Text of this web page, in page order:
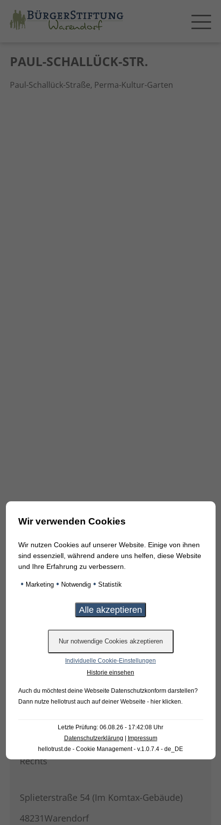
PAUL-SCHALLÜCK-STR.
Paul-Schallück-Straße, Perma-Kultur-Garten
KONTAKT
Bürgerstiftung Warendorf
Rechtsfähige Stiftung des bürgerlichen
Rechts
Splieterstraße 54 (Im Komtax-Gebäude)
48231Warendorf
Wir verwenden Cookies
Wir nutzen Cookies auf unserer Website. Einige von ihnen
sind essenziell, während andere uns helfen, diese Website
und Ihre Erfahrung zu verbessern.
• Marketing • Notwendig • Statistik
Individuelle Cookie-Einstellungen
Historie einsehen
Auch du möchtest deine Webseite Datenschutzkonform darstellen?
Dann nutze hellotrust auch auf deiner Webseite - hier klicken.
Letzte Prüfung: 06.08.26 - 17:42:08 Uhr
Datenschutzerklärung
Impressum
hellotrust.de - Cookie Management - v.1.0.7.4 - de_DE